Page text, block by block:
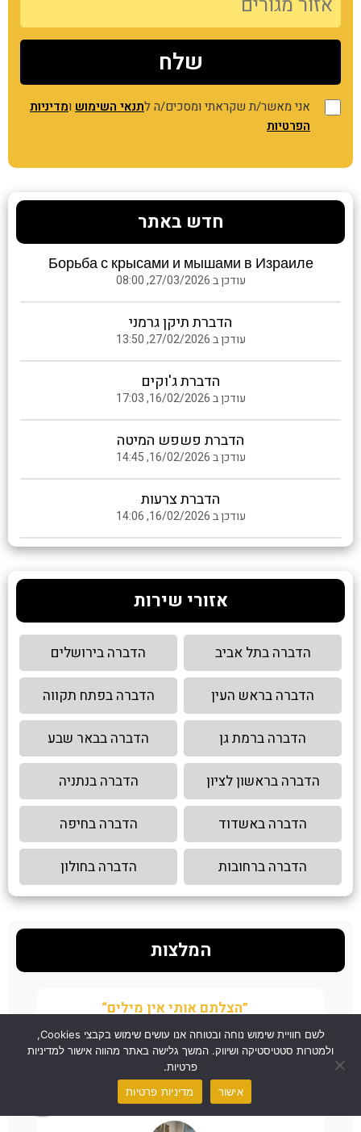
אני מאשר/ת שקראתי ומסכים/ה לתנאי השימוש ומדיניות
הפרטיות
חדש באתר
Борьба с крысами и мышами в Израиле
עודכן ב 27/03/2026, 08:00
הדברת תיקן גרמני
עודכן ב 27/02/2026, 13:50
הדברת ג'וקים
עודכן ב 16/02/2026, 17:03
הדברת פשפש המיטה
עודכן ב 16/02/2026, 14:45
הדברת צרעות
עודכן ב 16/02/2026, 14:06
אזורי שירות
הדברה בתל אביב הדברה בירושלים
הדברה בראש העין הדברה בפתח תקווה
הדברה ברמת גן הדברה בבאר שבע
הדברה בראשון לציון הדברה בנתניה
הדברה באשדוד הדברה בחיפה
הדברה ברחובות הדברה בחולון
המלצות
“הצלתם אותי אין מילים”
מצאנו גללים של חולדה במטבח של המשרד, שלחנו אליכם
ווצאפ לזיהוי המענה היה ממש מהיר תוך דקות, ראינו שמדובר
במקצוענים והזמנו מיד שירות. אין ספק שמדובר במקצוענים
שיודעים מה עושים, ממליצים באהבה.
רותי פינקלשטיין
לשם חוויית שימוש נוחה ובטוחה אנו עושים שימוש בקבצי Cookies,
ולמטרות סטטיסטיקה ושיווק. המשך גלישה באתר מהווה אישור למדיניות
פרטיות.
אישור
מדיניות פרטיות